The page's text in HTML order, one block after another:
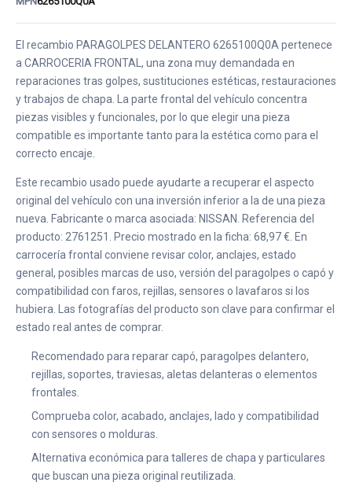
El recambio PARAGOLPES DELANTERO 6265100Q0A pertenece
a CARROCERIA FRONTAL, una zona muy demandada en
reparaciones tras golpes, sustituciones estéticas, restauraciones
y trabajos de chapa. La parte frontal del vehículo concentra
piezas visibles y funcionales, por lo que elegir una pieza
compatible es importante tanto para la estética como para el
correcto encaje.
Este recambio usado puede ayudarte a recuperar el aspecto
original del vehículo con una inversión inferior a la de una pieza
nueva. Fabricante o marca asociada: NISSAN. Referencia del
producto: 2761251. Precio mostrado en la ficha: 68,97 €. En
carrocería frontal conviene revisar color, anclajes, estado
general, posibles marcas de uso, versión del paragolpes o capó y
compatibilidad con faros, rejillas, sensores o lavafaros si los
hubiera. Las fotografías del producto son clave para confirmar el
estado real antes de comprar.
Recomendado para reparar capó, paragolpes delantero,
rejillas, soportes, traviesas, aletas delanteras o elementos
frontales.
Comprueba color, acabado, anclajes, lado y compatibilidad
con sensores o molduras.
Alternativa económica para talleres de chapa y particulares
que buscan una pieza original reutilizada.